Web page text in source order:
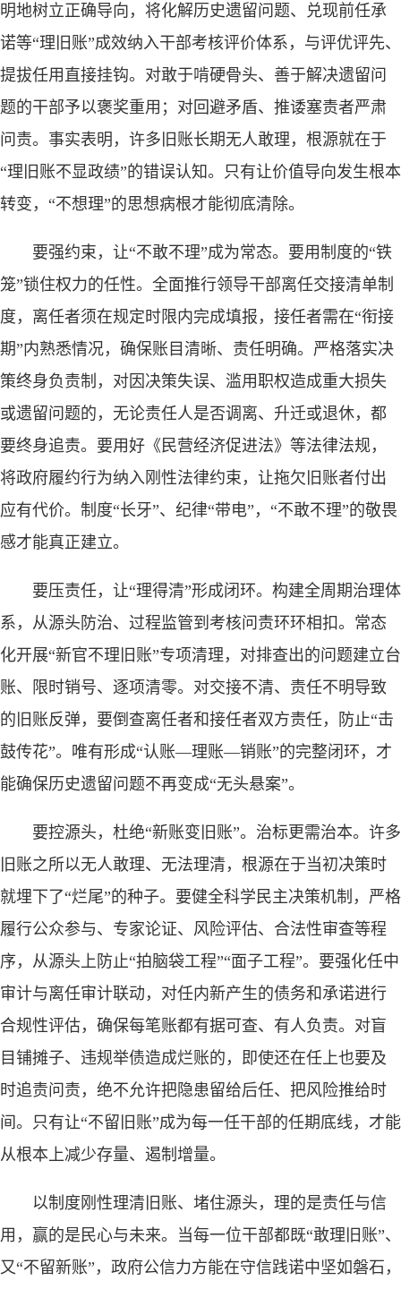
明地树立正确导向，将化解历史遗留问题、兑现前任承
诺等“理旧账”成效纳入干部考核评价体系，与评优评先、
提拔任用直接挂钩。对敢于啃硬骨头、善于解决遗留问
题的干部予以褒奖重用；对回避矛盾、推诿塞责者严肃
问责。事实表明，许多旧账长期无人敢理，根源就在于
“理旧账不显政绩”的错误认知。只有让价值导向发生根本
转变，“不想理”的思想病根才能彻底清除。
要强约束，让“不敢不理”成为常态。要用制度的“铁
笼”锁住权力的任性。全面推行领导干部离任交接清单制
度，离任者须在规定时限内完成填报，接任者需在“衔接
期”内熟悉情况，确保账目清晰、责任明确。严格落实决
策终身负责制，对因决策失误、滥用职权造成重大损失
或遗留问题的，无论责任人是否调离、升迁或退休，都
要终身追责。要用好《民营经济促进法》等法律法规，
将政府履约行为纳入刚性法律约束，让拖欠旧账者付出
应有代价。制度“长牙”、纪律“带电”，“不敢不理”的敬畏
感才能真正建立。
要压责任，让“理得清”形成闭环。构建全周期治理体
系，从源头防治、过程监管到考核问责环环相扣。常态
化开展“新官不理旧账”专项清理，对排查出的问题建立台
账、限时销号、逐项清零。对交接不清、责任不明导致
的旧账反弹，要倒查离任者和接任者双方责任，防止“击
鼓传花”。唯有形成“认账—理账—销账”的完整闭环，才
能确保历史遗留问题不再变成“无头悬案”。
要控源头，杜绝“新账变旧账”。治标更需治本。许多
旧账之所以无人敢理、无法理清，根源在于当初决策时
就埋下了“烂尾”的种子。要健全科学民主决策机制，严格
履行公众参与、专家论证、风险评估、合法性审查等程
序，从源头上防止“拍脑袋工程”“面子工程”。要强化任中
审计与离任审计联动，对任内新产生的债务和承诺进行
合规性评估，确保每笔账都有据可查、有人负责。对盲
目铺摊子、违规举债造成烂账的，即使还在任上也要及
时追责问责，绝不允许把隐患留给后任、把风险推给时
间。只有让“不留旧账”成为每一任干部的任期底线，才能
从根本上减少存量、遏制增量。
以制度刚性理清旧账、堵住源头，理的是责任与信
用，赢的是民心与未来。当每一位干部都既“敢理旧账”、
又“不留新账”，政府公信力方能在守信践诺中坚如磐石，